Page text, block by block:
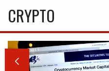
CRYPTO
